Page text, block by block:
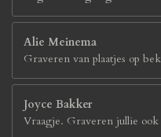
Alie Meinema
Graveren van plaatjes op
Joyce Bakker
Vraagje. Graveren jullie ook